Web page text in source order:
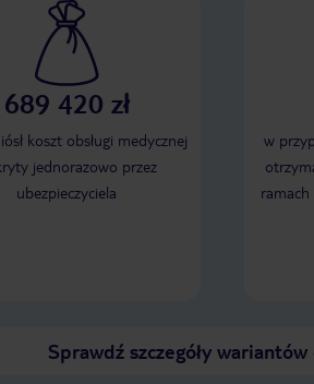
689 420 zł
koszt obsługi medycznej
jednorazowo przez
ubezpieczyciela
w
ramach
Sprawdź szczegóły